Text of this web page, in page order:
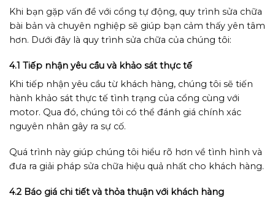
Khi bạn gặp vấn đề với cổng tự động, quy trình sửa chữa
bài bản và chuyên nghiệp sẽ giúp bạn cảm thấy yên tâm
hơn. Dưới đây là quy trình sửa chữa của chúng tôi:
4.1 Tiếp nhận yêu cầu và khảo sát thực tế
Khi tiếp nhận yêu cầu từ khách hàng, chúng tôi sẽ tiến
hành khảo sát thực tế tình trạng của cổng cùng với
motor. Qua đó, chúng tôi có thể đánh giá chính xác
nguyên nhân gây ra sự cố.
Quá trình này giúp chúng tôi hiểu rõ hơn về tình hình và
đưa ra giải pháp sửa chữa hiệu quả nhất cho khách hàng.
4.2 Báo giá chi tiết và thỏa thuận với khách hàng